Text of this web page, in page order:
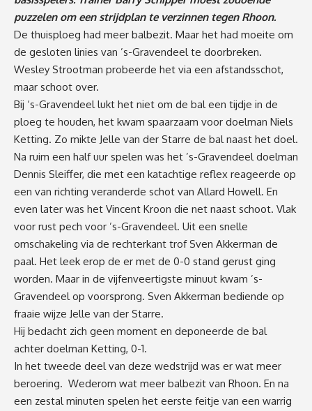
puzzelen om een strijdplan te verzinnen tegen Rhoon.
De thuisploeg had meer balbezit. Maar het had moeite om
de gesloten linies van ’s-Gravendeel te doorbreken.
Wesley Strootman probeerde het via een afstandsschot,
maar schoot over.
Bij ‘s-Gravendeel lukt het niet om de bal een tijdje in de
ploeg te houden, het kwam spaarzaam voor doelman Niels
Ketting. Zo mikte Jelle van der Starre de bal naast het doel.
Na ruim een half uur spelen was het ’s-Gravendeel doelman
Dennis Sleiffer, die met een katachtige reflex reageerde op
een van richting veranderde schot van Allard Howell. En
even later was het Vincent Kroon die net naast schoot. Vlak
voor rust pech voor ’s-Gravendeel. Uit een snelle
omschakeling via de rechterkant trof Sven Akkerman de
paal. Het leek erop de er met de 0-0 stand gerust ging
worden. Maar in de vijfenveertigste minuut kwam ’s-
Gravendeel op voorsprong. Sven Akkerman bediende op
fraaie wijze Jelle van der Starre.
Hij bedacht zich geen moment en deponeerde de bal
achter doelman Ketting, 0-1.
In het tweede deel van deze wedstrijd was er wat meer
beroering. Wederom wat meer balbezit van Rhoon. En na
een zestal minuten spelen het eerste feitje van een warrig